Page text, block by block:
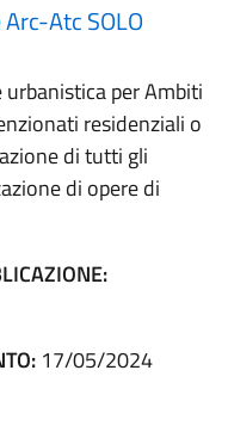
Atc SOLO
per Ambiti
residenziali o
di tutti gli
di opere di
17/05/2024